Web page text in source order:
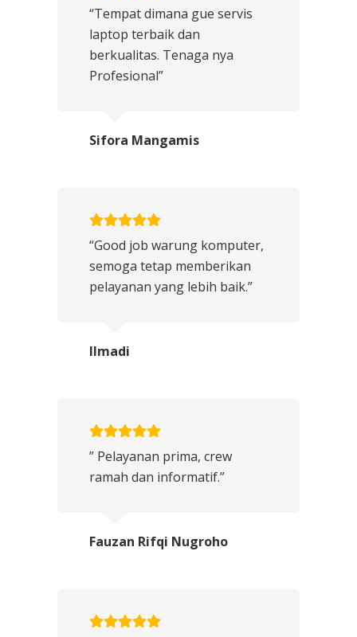
“Tempat dimana gue servis
laptop terbaik dan
berkualitas. Tenaga nya
Profesional”
Sifora Mangamis
“Good job warung komputer,
semoga tetap memberikan
pelayanan yang lebih baik.”
Ilmadi
” Pelayanan prima, crew
ramah dan informatif.”
Fauzan Rifqi Nugroho